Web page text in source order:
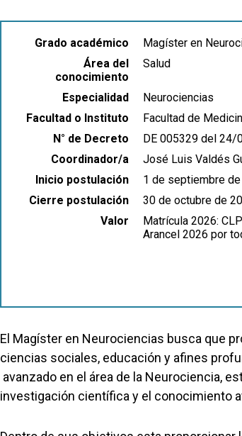
Grado académico
Magíster en
Área del
conocimiento
Salud
Especialidad
Neurociencias
Facultad o Instituto
Facultad de
N° de Decreto
DE 005329 del 24/
Coordinador/a
José Luis Valdés
Inicio postulación
1 de septiembre
Cierre postulación
30 de octubre de
Valor
Matrícula 2026:
Arancel 2026 por
El Magíster en Neurociencias busca que
ciencias sociales, educación y afines
avanzado en el área de la Neurociencia,
investigación científica y el conocimiento